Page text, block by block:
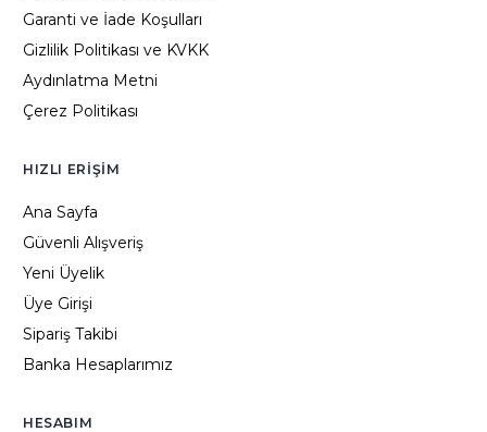
Garanti ve İade Koşulları
Gizlilik Politikası ve KVKK
Aydınlatma Metni
Çerez Politikası
HIZLI ERIŞIM
Ana Sayfa
Güvenli Alışveriş
Yeni Üyelik
Üye Girişi
Sipariş Takibi
Banka Hesaplarımız
HESABIM